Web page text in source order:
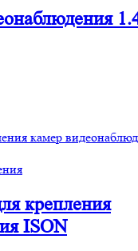
крепления
ISON